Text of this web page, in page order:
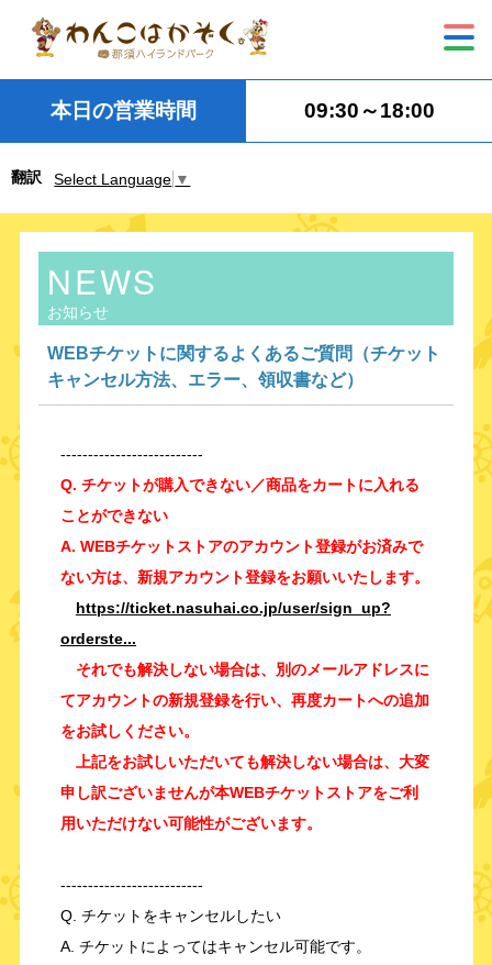
本日の営業時間 09:30～18:00
翻訳 Select Language ▼
NEWS
お知らせ
WEBチケットに関するよくあるご質問（チケット
キャンセル方法、エラー、領収書など）
--------------------------
Q. チケットが購入できない／商品をカートに入れる
ことができない
A. WEBチケットストアのアカウント登録がお済みで
ない方は、新規アカウント登録をお願いいたします。
https://ticket.nasuhai.co.jp/user/sign_up?
orderste...
それでも解決しない場合は、別のメールアドレスに
てアカウントの新規登録を行い、再度カートへの追加
をお試しください。
上記をお試しいただいても解決しない場合は、大変
申し訳ございませんが本WEBチケットストアをご利
用いただけない可能性がございます。
--------------------------
Q. チケットをキャンセルしたい
A. チケットによってはキャンセル可能です。